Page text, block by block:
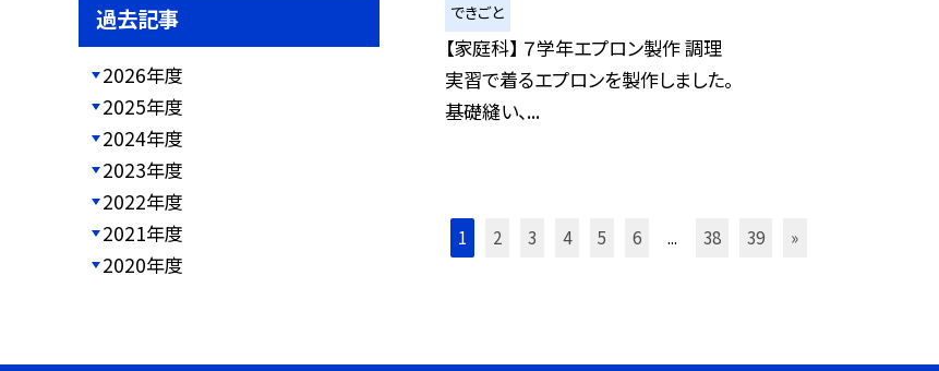
できごと
【家庭科】 ７学年エプロン製作 調理
実習で着るエプロンを製作しました。
基礎縫い、...
1 2 3 4 5 6 ... 38 39 »
過去記事
2026年度
2025年度
2024年度
2023年度
2022年度
2021年度
2020年度